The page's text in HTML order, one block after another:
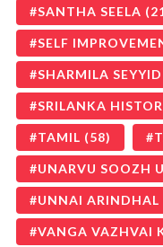
SANTHA SEELA
SELF
SHARMILA SEYYID
SRILANKA
TAMIL (58)
UNARVU SOOZH
UNNAI ARINDHAL
VANGA VAZHVAI